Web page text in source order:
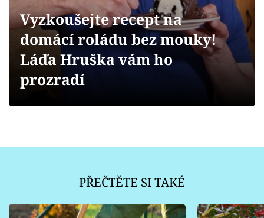
Přihlášení
Sledujte nás
Vyzkoušejte recept na
domácí roládu bez mouky!
Láďa Hruška vám ho
prozradí
PŘEČTĚTE SI TAKÉ